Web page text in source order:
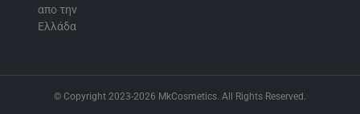
απο την
Ελλάδα
© Copyright 2023-2026 MkCosmetics. All Rights Reserved.